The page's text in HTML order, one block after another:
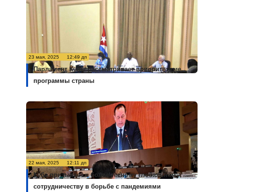
23 мая, 2025 12:49 дп
Парламент Кубы рассматривает приоритетные
программы страны
22 мая, 2025 12:11 дп
Куба призывает к более тесному глобальному
сотрудничеству в борьбе с пандемиями